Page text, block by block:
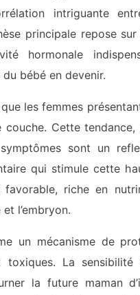
intriguante
principale repose
hormonale
bébé en devenir.
les femmes
Cette
sont un
qui stimule cette
riche en
l’embryon.
un mécanisme de
toxiques. La
la future maman